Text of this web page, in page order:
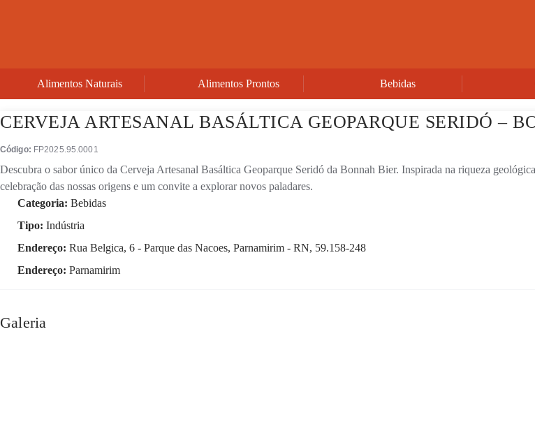
Alimentos Naturais Alimentos Prontos Bebidas
CERVEJA ARTESANAL BASÁLTICA GEOPARQUE SERIDÓ –
Código: FP2025.95.0001
Descubra o sabor único da Cerveja Artesanal Basáltica Geoparque Seridó da Bonnah Bier. Inspirada na riqueza
celebração das nossas origens e um convite a explorar novos paladares.
Categoria: Bebidas
Tipo: Indústria
Endereço: Rua Belgica, 6 - Parque das Nacoes, Parnamirim - RN, 59.158-248
Endereço: Parnamirim
Galeria